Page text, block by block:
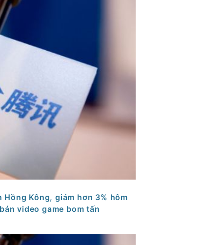
Kông, giảm hơn 3% hôm
video game bom tấn